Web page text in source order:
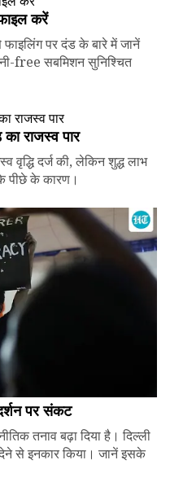
करें
पर दंड के बारे में जानें
free सबमिशन सुनिश्चित
राजस्व पार
वृद्धि दर्ज की, लेकिन शुद्ध लाभ
पीछे के कारण।
पर संकट
तनाव बढ़ा दिया है। दिल्ली
से इनकार किया। जानें इसके